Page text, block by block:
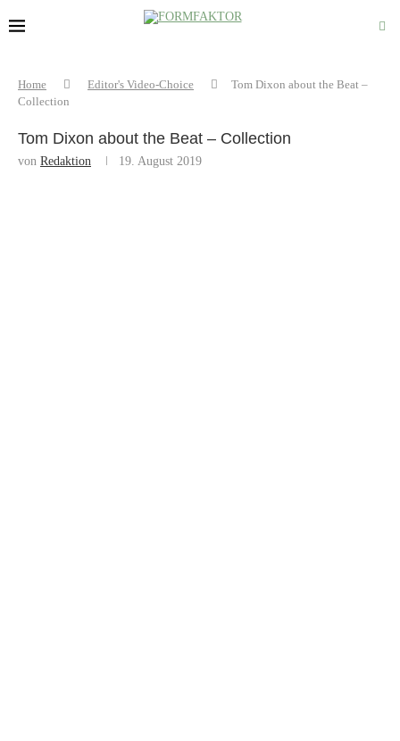
Home Editor's Video-Choice
Tom Dixon about the Beat –
Collection
Tom Dixon about the Beat – Collection
von Redaktion 19. August 2019